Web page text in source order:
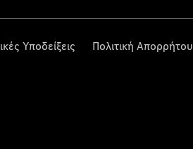
Υποδείξεις Πολιτική Απορρήτου